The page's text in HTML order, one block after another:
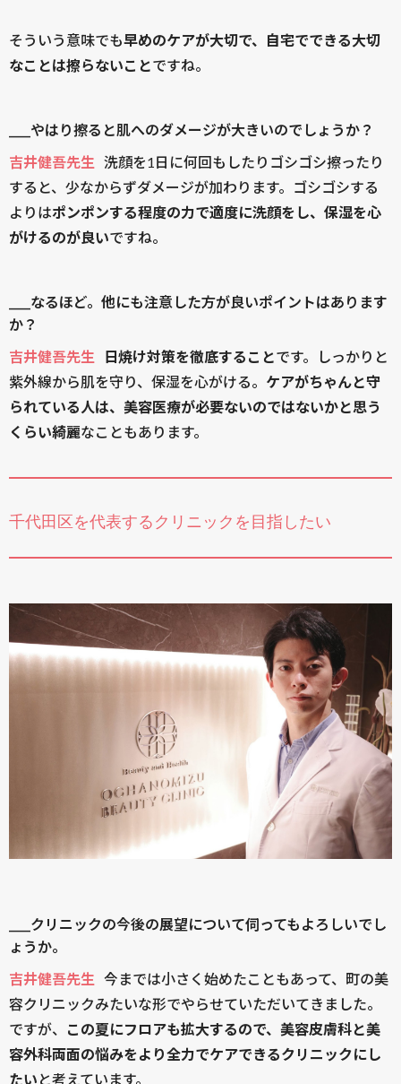
そういう意味でも早めのケアが大切で、自宅でできる大切
なことは擦らないことですね。
____やはり擦ると肌へのダメージが大きいのでしょうか？
吉井健吾先生 洗顔を1日に何回もしたりゴシゴシ擦ったり
すると、少なからずダメージが加わります。ゴシゴシする
よりはポンポンする程度の力で適度に洗顔をし、保湿を心
がけるのが良いですね。
____なるほど。他にも注意した方が良いポイントはあります
か？
吉井健吾先生
日焼け対策を徹底することです。しっかりと
紫外線から肌を守り、保湿を心がける。 ケアがちゃんと守
られている人は、美容医療が必要ないのではないかと思う
くらい綺麗なこともあります。
千代田区を代表するクリニックを目指したい
____クリニックの今後の展望について伺ってもよろしいでし
ょうか。
吉井健吾先生 今までは小さく始めたこともあって、町の美
容クリニックみたいな形でやらせていただいてきました。
ですが、
この夏にフロアも拡大するので、美容皮膚科と美
容外科両面の悩みをより全力でケアできるクリニックにし
たい と考えています。